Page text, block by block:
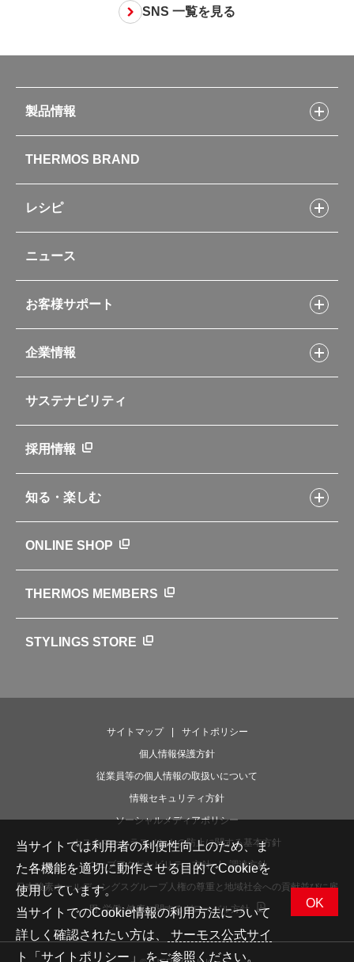
SNS 一覧を見る
製品情報
水筒
お弁当
キッチン用品
ポット・アイスペール
コーヒーメーカー
ソフトクーラー・バッグ
自転車専用ボトル
お手入れ用品
アパレル小物
新製品一覧
カタログ
THERMOS BRAND
レシピ
フライパンレシピ
シャトルシェフレシピ
スープジャーレシピ
イージースモーカーレシピ
レシピ本のご紹介
ニュース
お客様サポート
交換用部品の購入方法
部品の種類や販売状況を調べる
よくあるご質問・お問い合わせ
企業情報
企業理念
会社概要
ニュース
世界のサーモス
サーモスの歴史
サステナビリティ
採用情報
知る・楽しむ
クラブサーモス
WEBマガジン
お弁当にエールを込めて
ONLINE SHOP
THERMOS MEMBERS
STYLINGS STORE
サイトマップ
サイトポリシー
個人情報保護方針
従業員等の個人情報の取扱いについて
情報セキュリティ方針
ソーシャルメディアポリシー
カスタマーハラスメントの防止に関する基本方針
ウェブアクセシビリティ方針
調達方針
日本酸素ホールディングスグループ人権の尊重と地域社会への貢献並びに雇
用･労働･健康に関するグローバル方針
当サイトでは利用者の利便性向上のため、ま
た各機能を適切に動作させる目的でCookieを
使用しています。
当サイトでのCookie情報の利用方法について
詳しく確認されたい方は、
サーモス公式サイ
ト「サイトポリシー」をご参照ください。
OK